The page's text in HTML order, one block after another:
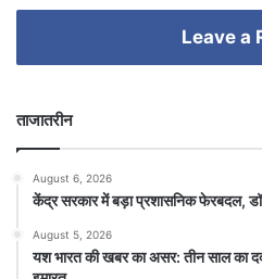
Leave a
ताजातरीन
August 6, 2026
केंद्र सरकार में बड़ा प्रशासनिक फेरबदल,
August 5, 2026
यश भारत की खबर का असर: तीन साल का